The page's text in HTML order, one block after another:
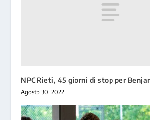
NPC Rieti, 45 giorni di stop per
Agosto 30, 2022